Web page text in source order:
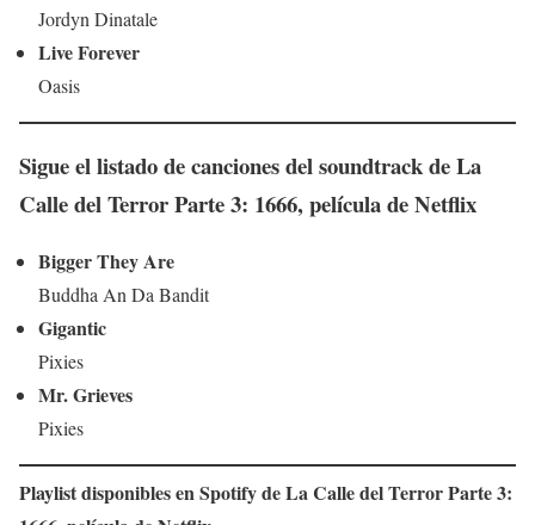
Jordyn Dinatale
Live Forever
Oasis
Sigue el listado de canciones del soundtrack deLa
Calle del Terror Parte 3: 1666, película de Netflix
Bigger They Are
Buddha An Da Bandit
Gigantic
Pixies
Mr. Grieves
Pixies
Playlist disponibles en Spotify deLa Calle del Terror Parte 3: